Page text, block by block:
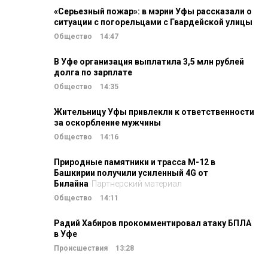
«Серьезный пожар»: в мэрии Уфы рассказали о
ситуации с погорельцами с Гвардейской улицы
Общество 14:47
В Уфе организация выплатила 3,5 млн рублей
долга по зарплате
Общество 14:35
Жительницу Уфы привлекли к ответственности
за оскорбление мужчины
Общество 14:16
Природные памятники и трасса М-12 в
Башкирии получили усиленный 4G от
Билайна Партнерский материал
Общество 14:11
Радий Хабиров прокомментировал атаку БПЛА
в Уфе
Происшествия 13:28